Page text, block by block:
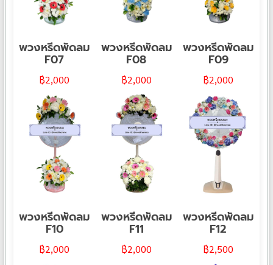
พวงหรีดพัดลม
F07
฿2,000
พวงหรีดพัดลม
F08
฿2,000
พวงหรีดพัดลม
F09
฿2,000
พวงหรีดพัดลม
F10
฿2,000
พวงหรีดพัดลม
F11
฿2,000
พวงหรีดพัดลม
F12
฿2,500